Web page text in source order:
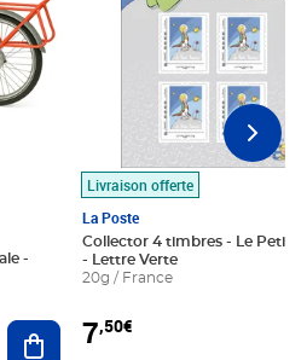
Ajouter au panier
Livraison offerte
La Poste
Collector 4 timbres - Le Petit
- Lettre Verte
20g / France
7,50€